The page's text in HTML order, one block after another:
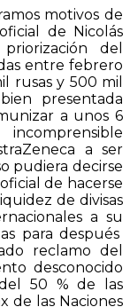
motivos de
de Nicolás
del
entre febrero
rusas y 500 mil
presentada
a unos 6
a ser
pudiera decirse
de hacerse
de divisas
a su
para después
reclamo del
desconocido
50 % de las
de las Naciones